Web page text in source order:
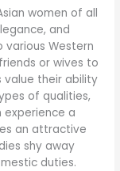
women of all
and
Western
or wives to
value their ability
of qualities,
a
an attractive
shy away
duties.